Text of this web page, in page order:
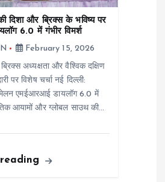
दिशा और ब्रिक्स के भविष्य पर
6.0 में गंभीर विमर्श
February 15, 2026
अध्यक्षता और वैश्विक दक्षिण
पर विशेष चर्चा नई दिल्ली:
एमईआरआई डायलॉग 6.0 में
आयामों और ग्लोबल साउथ की…